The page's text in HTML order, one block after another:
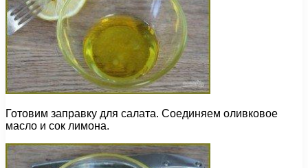
Готовим заправку для салата. Соединяем оливковое
масло и сок лимона.